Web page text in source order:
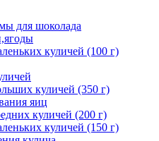
для шоколада
куличей (100 г)
куличей (350 г)
яиц
куличей (200 г)
куличей (150 г)